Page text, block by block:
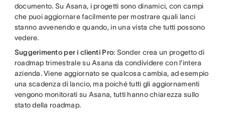
documento. Su Asana, i progetti sono dinamici, con campi
che puoi aggiornare facilmente per mostrare quali lanci
stanno avvenendo e quando, in una vista che tutti possono
vedere.
Suggerimento per i clienti Pro: Sonder crea un progetto di
roadmap trimestrale su Asana da condividere con l'intera
azienda. Viene aggiornato se qualcosa cambia, ad esempio
una scadenza di lancio, ma poiché tutti gli aggiornamenti
vengono monitorati su Asana, tutti hanno chiarezza sullo
stato della roadmap.